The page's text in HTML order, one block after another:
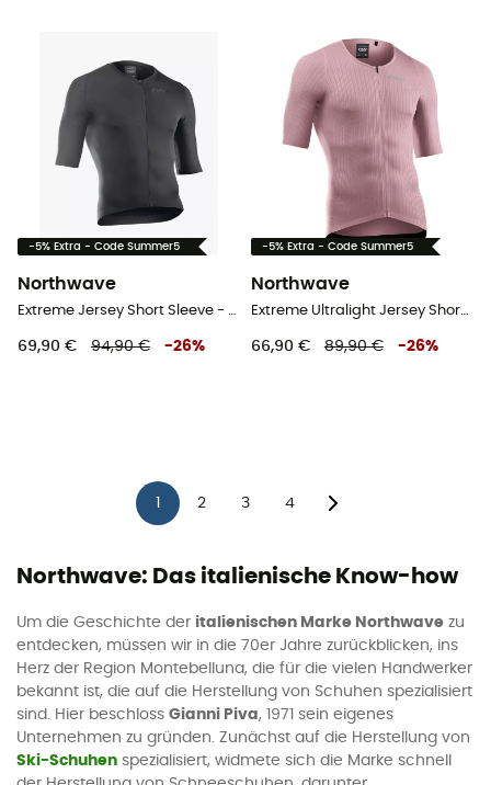
-5% Extra - Code Summer5
Northwave
Extreme Jersey Short Sleeve - Radtrikot - Herren
69,90 € 94,90 € -26%
-5% Extra - Code Summer5
Northwave
Extreme Ultralight Jersey Short Sleeve - Radtrikot - Herren
66,90 € 89,90 € -26%
2 3 4
Northwave: Das italienische Know-how
Um die Geschichte der italienischen Marke Northwave zu
entdecken, müssen wir in die 70er Jahre zurückblicken, ins
Herz der Region Montebelluna, die für die vielen Handwerker
bekannt ist, die auf die Herstellung von Schuhen spezialisiert
sind. Hier beschloss Gianni Piva, 1971 sein eigenes
Unternehmen zu gründen. Zunächst auf die Herstellung von
Ski-Schuhen spezialisiert, widmete sich die Marke schnell